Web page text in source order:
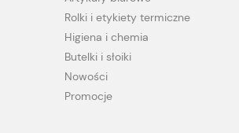
Rolki i etykiety termiczne
Higiena i chemia
Butelki i słoiki
Nowości
Promocje